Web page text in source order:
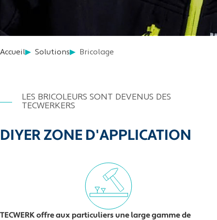
Accueil Solutions Bricolage
DIYER ZONE D'APPLICATION
LES BRICOLEURS SONT DEVENUS DES
TECWERKERS
TECWERK offre aux particuliers une large gamme de